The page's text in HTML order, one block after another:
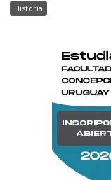
Historia